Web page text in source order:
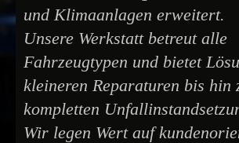
und Klimaanlagen erweitert.
Unsere Werkstatt betreut alle
Fahrzeugtypen und bietet
kleineren Reparaturen bis hin
kompletten
Wir legen Wert auf